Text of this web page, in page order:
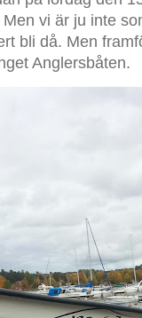
vi är ju inte
bli då. Men
Anglersbåten.